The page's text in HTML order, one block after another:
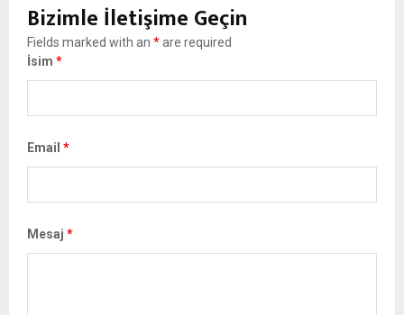
Bizimle İletişime Geçin
Fields marked with an *are required
İsim *
Email *
Mesaj *